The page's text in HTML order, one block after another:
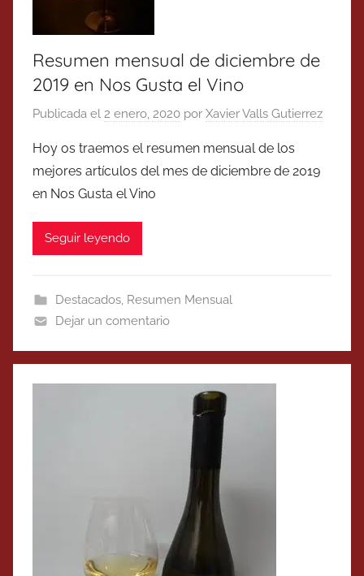
Resumen mensual de diciembre de
2019 en Nos Gusta el Vino
Publicada el 2 enero, 2020 por Xavier Valls Gutierrez
Hoy os traemos el resumen mensual de los
mejores artículos del mes de diciembre de 2019
en Nos Gusta el Vino
Seguir leyendo
Destacados, Resumen Mensual
Dejar un comentario